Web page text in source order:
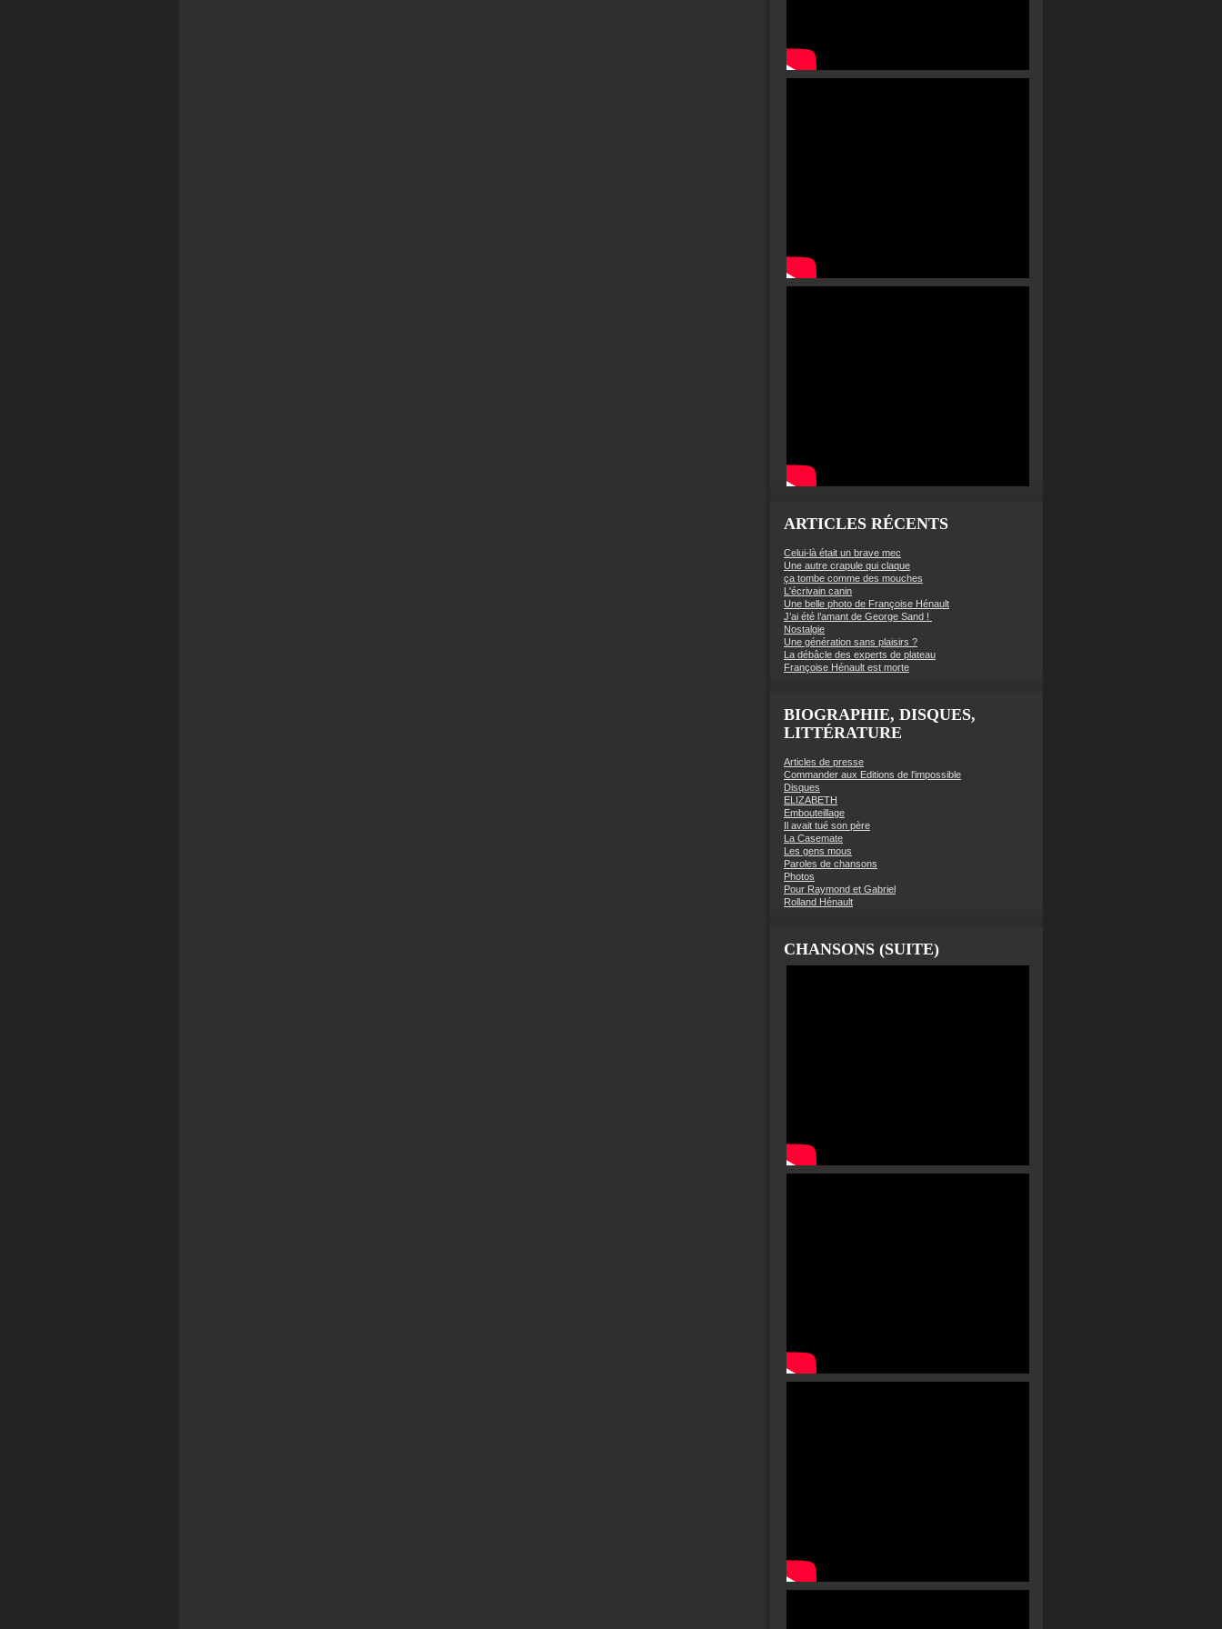
ARTICLES RÉCENTS
Celui-là était un brave mec
Une autre crapule qui claque
ça tombe comme des mouches
L'écrivain canin
Une belle photo de Françoise Hénault
J’ai été l’amant de George Sand !
Nostalgie
Une génération sans plaisirs ?
La débâcle des experts de plateau
Françoise Hénault est morte
BIOGRAPHIE, DISQUES,
LITTÉRATURE
Articles de presse
Commander aux Editions de l'impossible
Disques
ELIZABETH
Embouteillage
Il avait tué son père
La Casemate
Les gens mous
Paroles de chansons
Photos
Pour Raymond et Gabriel
Rolland Hénault
CHANSONS (SUITE)